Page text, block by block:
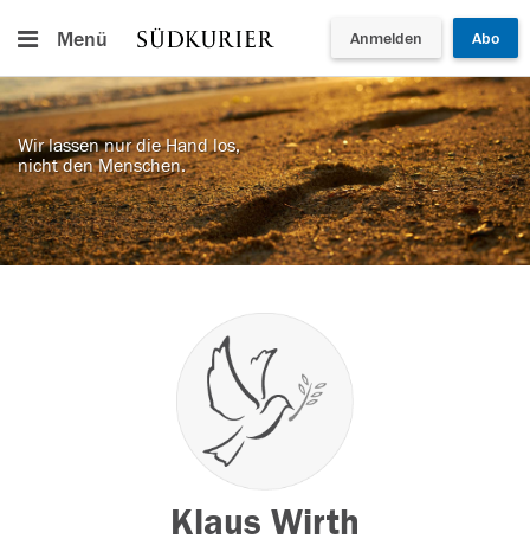
Menü Anmelden Abo
Wir lassen nur die Hand los,
nicht den Menschen.
Klaus Wirth